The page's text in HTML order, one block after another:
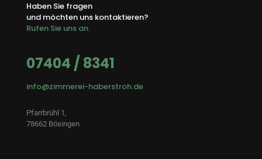
Haben Sie fragen
und möchten uns kontaktieren?
Rufen Sie uns an.
07404 / 8341
info@zimmerei-haberstroh.de
Pfarrbrühl 1,
78662 Bösingen